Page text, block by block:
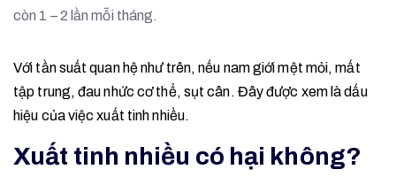
còn 1 – 2 lần mỗi tháng.
Với tần suất quan hệ như trên, nếu nam giới mệt mỏi, mất
tập trung, đau nhức cơ thể, sụt cân. Đây được xem là dấu
hiệu của việc xuất tinh nhiều.
Xuất tinh nhiều có hại không?